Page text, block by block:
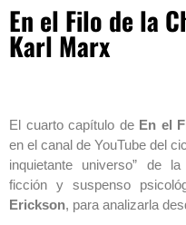
En el Filo de la
Karl Marx
El cuarto capítulo de En el
en el canal de YouTube del
inquietante universo” de
ficción y suspenso
Erickson, para analizarla